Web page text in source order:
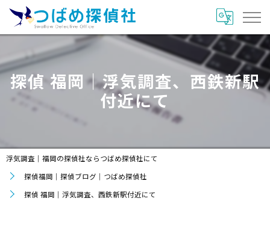
探偵 福岡｜浮気調査、西鉄新駅
付近にて
浮気調査｜福岡の探偵社ならつばめ探偵社にて
探偵福岡｜探偵ブログ｜つばめ探偵社
探偵 福岡｜浮気調査、西鉄新駅付近にて